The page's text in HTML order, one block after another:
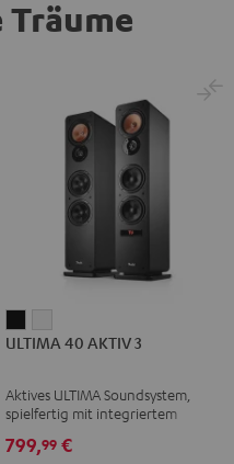
Träume
40
3
Schwarz
40
3
Weiß
ULTIMA 40 AKTIV 3
Aktives ULTIMA Soundsystem,
spielfertig mit integriertem
799,99 €